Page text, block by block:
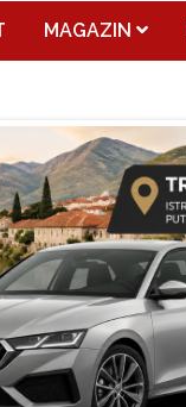
MAGAZIN